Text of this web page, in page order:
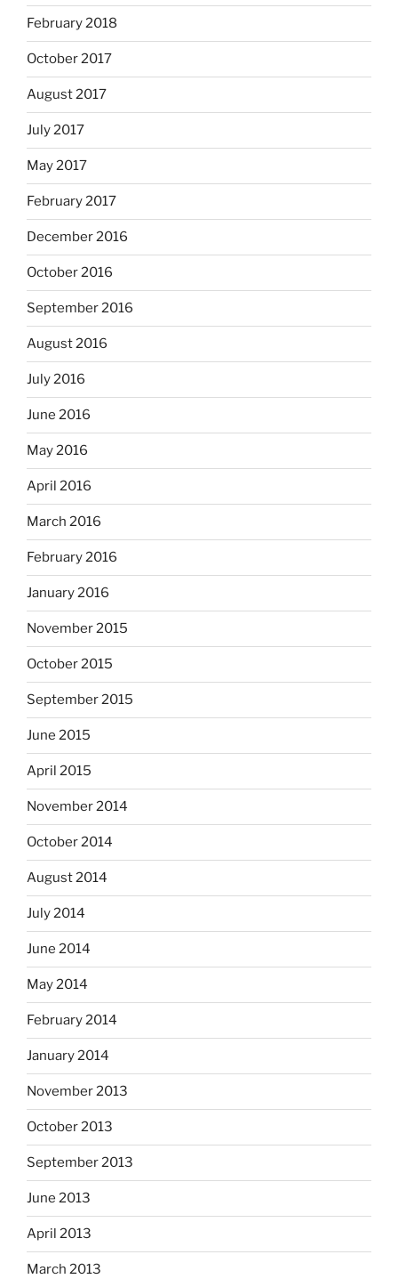
February 2018
October 2017
August 2017
July 2017
May 2017
February 2017
December 2016
October 2016
September 2016
August 2016
July 2016
June 2016
May 2016
April 2016
March 2016
February 2016
January 2016
November 2015
October 2015
September 2015
June 2015
April 2015
November 2014
October 2014
August 2014
July 2014
June 2014
May 2014
February 2014
January 2014
November 2013
October 2013
September 2013
June 2013
April 2013
March 2013